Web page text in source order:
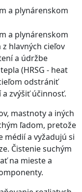
a plynárenskom
a plynárenskom
hlavných cieľov
a údržbe
(HRSG - heat
odstrániť
zvýšiť účinnosť.
mastnoty a iných
ľadom, pretože
médií a vyžadujú si
Čistenie suchým
na mieste a